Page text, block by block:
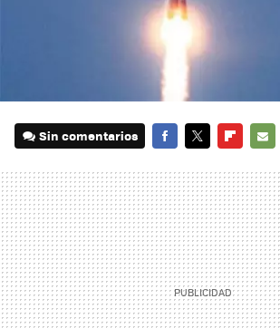
Sin comentarios
MAIL